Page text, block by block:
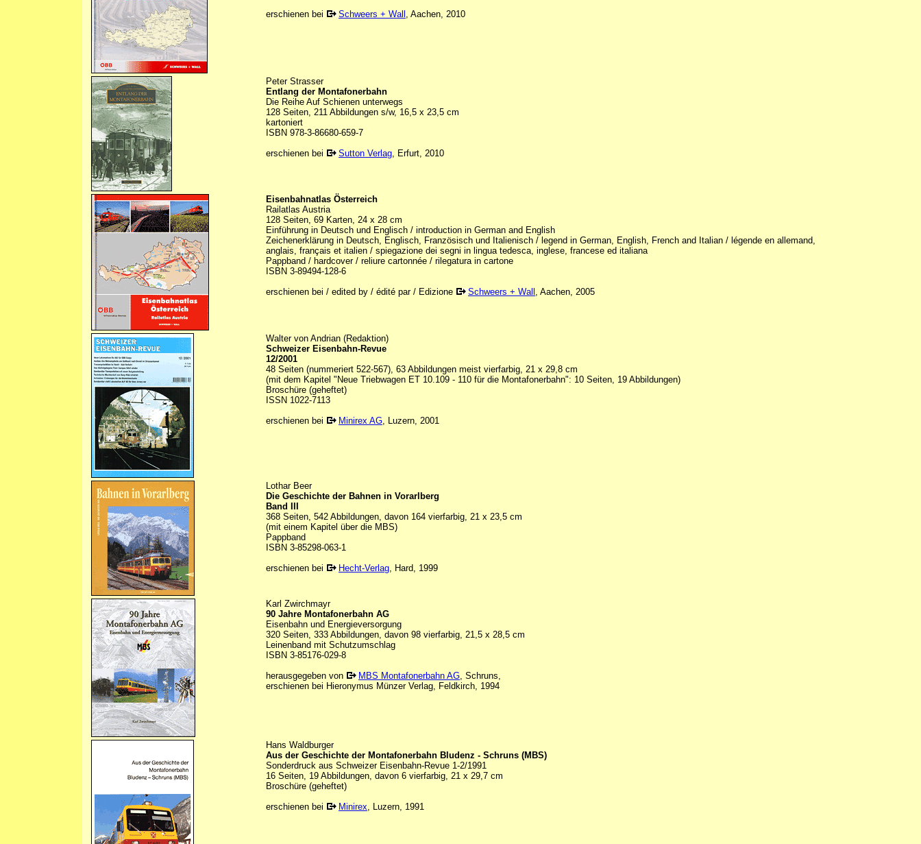
erschienen bei
Schweers + Wall , Aachen, 2010
Peter Strasser
Entlang der Montafonerbahn
Die Reihe Auf Schienen unterwegs
128 Seiten, 211 Abbildungen s/w, 16,5 x 23,5 cm
kartoniert
ISBN 978-3-86680-659-7
erschienen bei
Sutton Verlag, Erfurt, 2010
Eisenbahnatlas Österreich
Railatlas Austria
128 Seiten, 69 Karten, 24 x 28 cm
Einführung in Deutsch und Englisch / introduction in German and English
Zeichenerklärung in Deutsch, Englisch, Französisch und Italienisch / legend in German, English, French and Italian / légende en allemand,
anglais, français et italien / spiegazione dei segni in lingua tedesca, inglese, francese ed italiana
Pappband / hardcover / reliure cartonnée / rilegatura in cartone
ISBN 3-89494-128-6
erschienen bei / edited by / édité par / Edizione
Schweers + Wall , Aachen, 2005
Walter von Andrian (Redaktion)
Schweizer Eisenbahn-Revue
12/2001
48 Seiten (nummeriert 522-567), 63 Abbildungen meist vierfarbig, 21 x 29,8 cm
(mit dem Kapitel "Neue Triebwagen ET 10.109 - 110 für die Montafonerbahn": 10 Seiten, 19 Abbildungen)
Broschüre (geheftet)
ISSN 1022-7113
erschienen bei
Minirex AG, Luzern, 2001
Lothar Beer
Die Geschichte der Bahnen in Vorarlberg
Band III
368 Seiten, 542 Abbildungen, davon 164 vierfarbig, 21 x 23,5 cm
(mit einem Kapitel über die MBS)
Pappband
ISBN 3-85298-063-1
erschienen bei
Hecht-Verlag, Hard, 1999
Karl Zwirchmayr
90 Jahre Montafonerbahn AG
Eisenbahn und Energieversorgung
320 Seiten, 333 Abbildungen, davon 98 vierfarbig, 21,5 x 28,5 cm
Leinenband mit Schutzumschlag
ISBN 3-85176-029-8
herausgegeben von
MBS Montafonerbahn AG, Schruns,
erschienen bei Hieronymus Münzer Verlag, Feldkirch, 1994
Hans Waldburger
Aus der Geschichte der Montafonerbahn Bludenz - Schruns (MBS)
Sonderdruck aus Schweizer Eisenbahn-Revue 1-2/1991
16 Seiten, 19 Abbildungen, davon 6 vierfarbig, 21 x 29,7 cm
Broschüre (geheftet)
erschienen bei
Minirex, Luzern, 1991